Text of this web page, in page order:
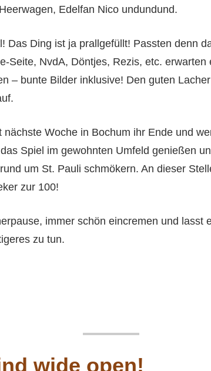
Edelfan Nico undundund.
Das Ding ist ja prallgefüllt! Passten denn
Seite, NvdA, Döntjes, Rezis, etc.
– bunte Bilder inklusive! Den guten
Woche in Bochum ihr Ende und
Spiel im gewohnten Umfeld genießen
um St. Pauli schmökern. An dieser
zur 100!
immer schön eincremen und lasst
zu tun.
wide open!